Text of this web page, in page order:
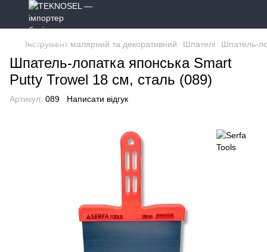
Інструмент малярний та декоративний Шпателі Шпатель-
Шпатель-лопатка японська Smart
Putty Trowel 18 см, сталь (089)
Артикул: 089 Написати відгук